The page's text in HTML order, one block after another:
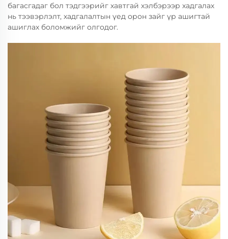
багасгадаг бол тэдгээрийг хавтгай хэлбэрээр хадгалах
нь тээвэрлэлт, хадгалалтын үед орон зайг үр ашигтай
ашиглах боломжийг олгодог.